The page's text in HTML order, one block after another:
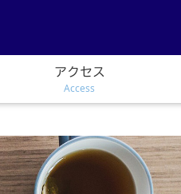
アクセス
Access